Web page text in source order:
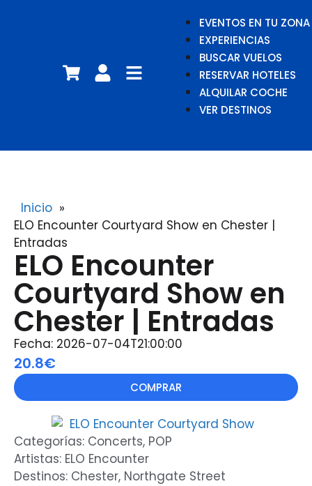
EVENTOS EN TU ZONA
EXPERIENCIAS
BUSCAR VUELOS
RESERVAR HOTELES
ALQUILAR COCHE
VER DESTINOS
Inicio »
ELO Encounter Courtyard Show en Chester |
Entradas
ELO Encounter
Courtyard Show en
Chester | Entradas
Fecha: 2026-07-04T21:00:00
20.8€
COMPRAR
Categorías: Concerts, POP
Artistas: ELO Encounter
Destinos: Chester, Northgate Street